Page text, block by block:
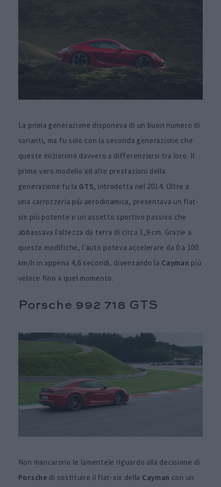
La prima generazione disponeva di un buon numero di
varianti, ma fu solo con la seconda generazione che
queste iniziarono davvero a differenziarsi tra loro. Il
primo vero modello ad alte prestazioni della
generazione fu la GTS, introdotta nel 2014. Oltre a
una carrozzeria più aerodinamica, presentava un flat-
six più potente e un assetto sportivo passivo che
abbassava l’altezza da terra di circa 1,9 cm. Grazie a
queste modifiche, l’auto poteva accelerare da 0 a 100
km/h in appena 4,6 secondi, diventando la Cayman più
veloce fino a quel momento.
Porsche 992 718 GTS
Non mancarono le lamentele riguardo alla decisione di
Porsche di sostituire il flat-six della Cayman con un